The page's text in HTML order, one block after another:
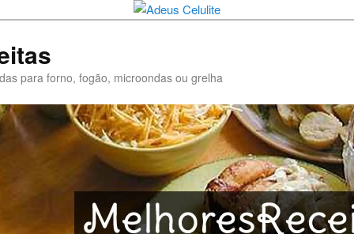
para forno, fogão, microondas ou grelha